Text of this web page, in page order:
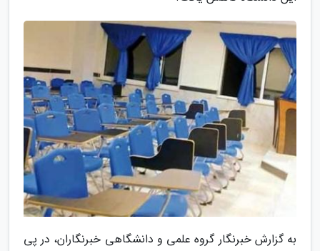
به گزارش خبرنگار گروه علمی و دانشگاهی خبرنگاران، در پی